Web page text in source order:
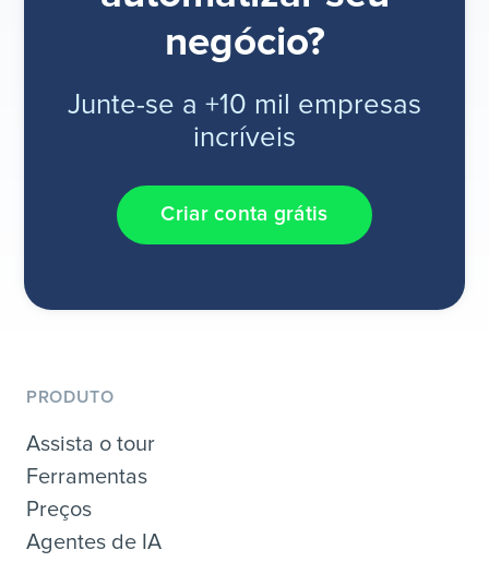
negócio?
Junte-se a +10 mil empresas
incríveis
Criar conta grátis
PRODUTO
Assista o tour
Ferramentas
Preços
Agentes de IA